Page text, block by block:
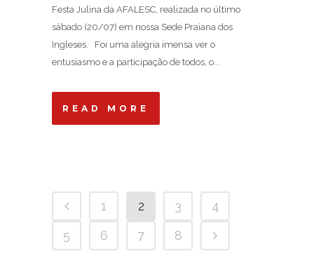
Festa Julina da AFALESC, realizada no último
sábado (20/07) em nossa Sede Praiana dos
Ingleses. Foi uma alegria imensa ver o
entusiasmo e a participação de todos, o...
READ MORE
1 2 3
4
5
6 7 8